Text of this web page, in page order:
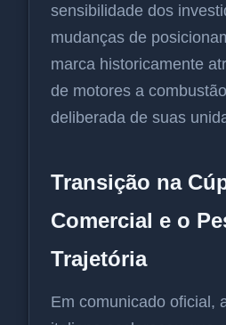
sensibilidade dos
mudanças de
marca historicamente
de motores a
deliberada de suas
Transição na
Comercial e o
Trajetória
Em comunicado oficial,